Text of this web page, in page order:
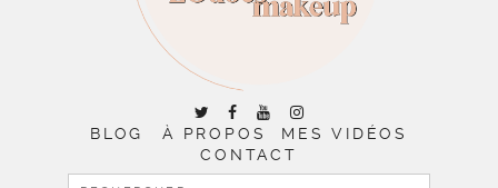
BLOG À PROPOS
MES VIDÉOS
CONTACT
RECHERCHER :